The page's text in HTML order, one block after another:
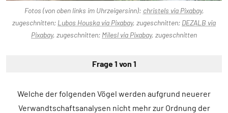
Fotos (von oben links im Uhrzeigersinn): christels via Pixabay,
zugeschnitten; Lubos Houska via Pixabay, zugeschnitten; DEZALB via
Pixabay, zugeschnitten; Milesl via Pixabay, zugeschnitten
Frage 1 von 1
Welche der folgenden Vögel werden aufgrund neuerer
Verwandtschaftsanalysen nicht mehr zur Ordnung der